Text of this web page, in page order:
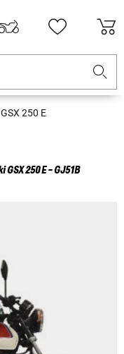
GSX 250 E
GSX 250 E - GJ51B